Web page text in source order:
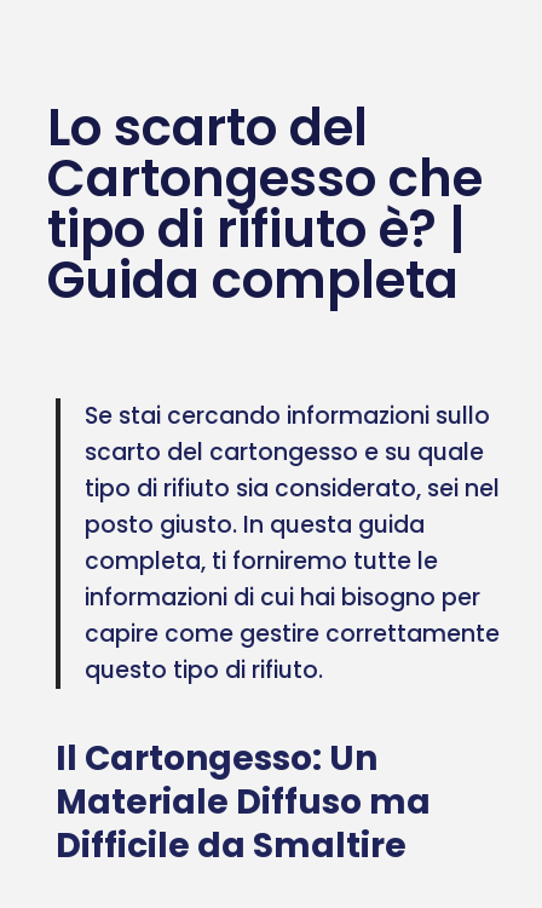
Lo scarto del
Cartongesso che
tipo di rifiuto è? |
Guida completa
Se stai cercando informazioni sullo
scarto del cartongesso e su quale
tipo di rifiuto sia considerato, sei nel
posto giusto. In questa guida
completa, ti forniremo tutte le
informazioni di cui hai bisogno per
capire come gestire correttamente
questo tipo di rifiuto.
Il Cartongesso: Un
Materiale Diffuso ma
Difficile da Smaltire